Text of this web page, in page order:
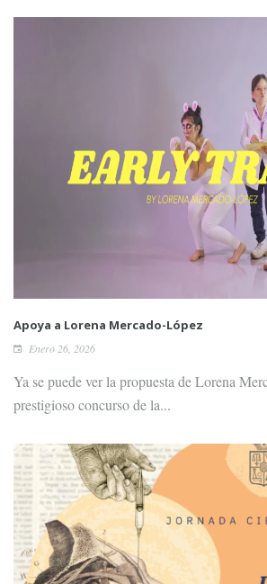
Apoya a Lorena Mercado-López
Enero 26, 2026
Ya se puede ver la propuesta de Lorena
prestigioso concurso de la...